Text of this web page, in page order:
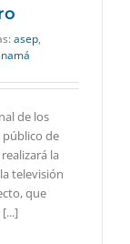
asep,
de los
público de
la
televisión
que